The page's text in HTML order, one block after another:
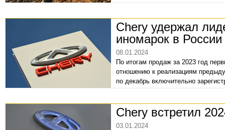
Chery удержал
иномарок в России
08.01.2024
По итогам продаж за 2023 год
отношению к реализациям
по декабрь включительно
легковых автомобилей. Лидирует
в России 119 890 ед. с годовым
Chery встретил
03.01.2024